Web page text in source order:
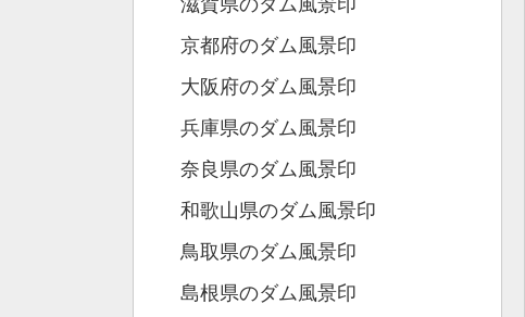
京都府のダム風景印
大阪府のダム風景印
兵庫県のダム風景印
奈良県のダム風景印
和歌山県のダム風景印
鳥取県のダム風景印
島根県のダム風景印